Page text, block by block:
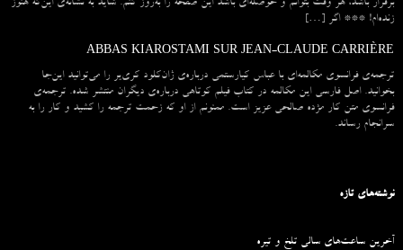
برقرار باشد، هر وقت بتوانم و حوصله‌ای باشد این صفحه را به‌روز کنم. شاید به نشانه‌ی این‌که هنوز
زنده‌ام! *** اگر […]
ABBAS KIAROSTAMI SUR JEAN-CLAUDE CARRIÈRE
ترجمه‌ی فرانسوی مکالمه‌ای با عباس کیارستمی درباره‌ی ژان‌کلود کری‌یر را می‌توانید این‌جا
بخوانید. اصل فارسی این مکالمه در کتاب فیلم کوتاهی درباره‌ی دیگران منتشر شده. ترجمه‌ی
فرانسوی متن کار مژده صالحی عزیز است. ممنونم از او که زحمت ترجمه را کشید و کار را به
سرانجام رساند.
نوشته‌های تازه
آخرین ساعت‌های سالی تلخ و تیره